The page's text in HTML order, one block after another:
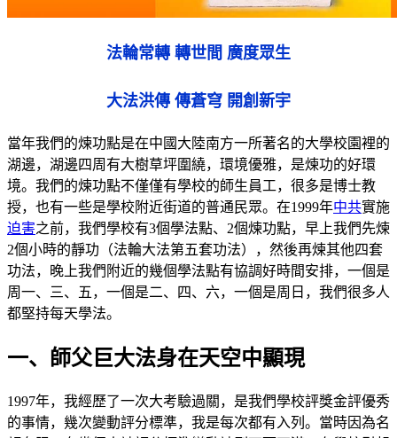
法輪常轉 轉世間 廣度眾生
大法洪傳 傳蒼穹 開創新宇
當年我們的煉功點是在中國大陸南方一所著名的大學校園裡的
湖邊，湖邊四周有大樹草坪圍繞，環境優雅，是煉功的好環
境。我們的煉功點不僅僅有學校的師生員工，很多是博士教
授，也有一些是學校附近街道的普通民眾。在1999年中共實施
迫害之前，我們學校有3個學法點、2個煉功點，早上我們先煉
2個小時的靜功（法輪大法第五套功法），然後再煉其他四套
功法，晚上我們附近的幾個學法點有協調好時間安排，一個是
周一、三、五，一個是二、四、六，一個是周日，我們很多人
都堅持每天學法。
一、師父巨大法身在天空中顯現
1997年，我經歷了一次大考驗過關，是我們學校評獎金評優秀
的事情，幾次變動評分標準，我是每次都有入列。當時因為名